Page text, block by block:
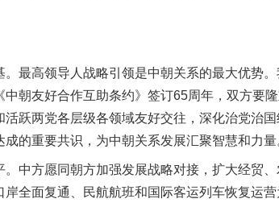
高领导人战略引领是中朝关系的最大优势。
朝友好合作互助条约》签订65周年，双方要
跃两党各层级各领域友好交往，深化治党治
的重要共识，为中朝关系发展汇聚智慧和力量
方愿同朝方加强发展战略对接，扩大经贸、
全面复通、民航航班和国际客运列车恢复运营